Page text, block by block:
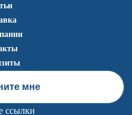
мне
ссылки